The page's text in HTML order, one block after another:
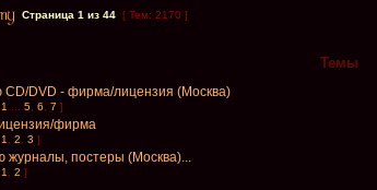
Страница 1 из 44 [ Тем: 2170 ]
Темы
DVD - фирма/лицензия (Москва)
1 5 6 7 ]
фирма
1 2 3 ]
журналы, постеры (Москва)...
1 2 ]